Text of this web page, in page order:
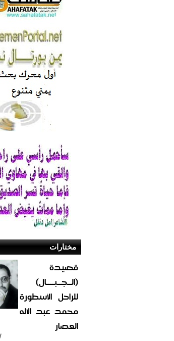
مختارات
قصيدة
(الــجــبــــال)
للراحل الأسطورة
محمد عبد الاله
العصار